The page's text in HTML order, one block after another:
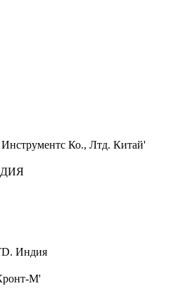
Ко., Лтд. Китай'
Индия
М'